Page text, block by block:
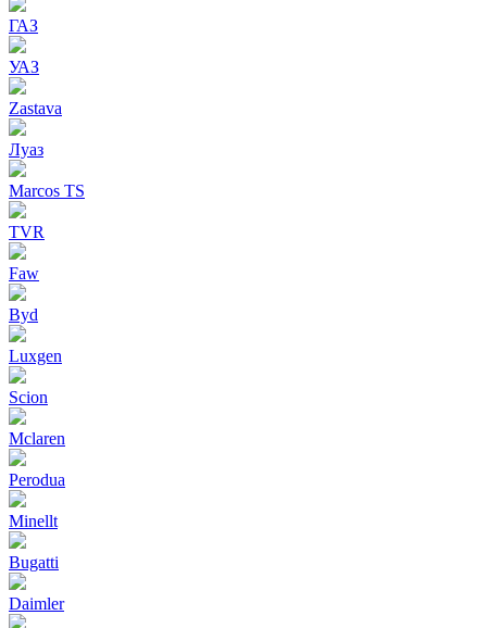
ГАЗ
УАЗ
Zastava
Луаз
Marcos TS
TVR
Faw
Byd
Luxgen
Scion
Mclaren
Perodua
Minellt
Bugatti
Daimler